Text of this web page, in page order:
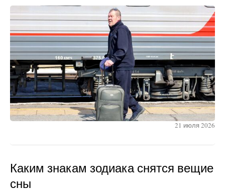
21 июля 2026
Каким знакам зодиака снятся вещие
сны